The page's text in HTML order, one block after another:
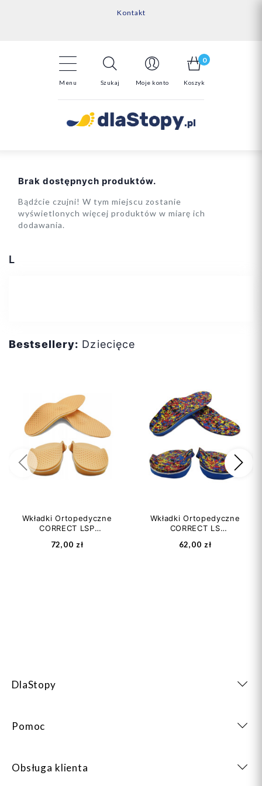
Kontakt
14 Dni na darmowy zwrot*
Menu Szukaj Moje konto
0
Koszyk
L
Brak dostępnych produktów.
Bądźcie czujni! W tym miejscu zostanie
wyświetlonych więcej produktów w miarę ich
dodawania.
Bestsellery: Dziecięce
Wkładki Ortopedyczne
CORRECT LSP
Płaskostopie...
72,00 zł
Wkładki Ortopedyczne
CORRECT LS
Stopy...
62,00 zł
Poprzedni
DlaStopy
Pomoc
Obsługa klienta